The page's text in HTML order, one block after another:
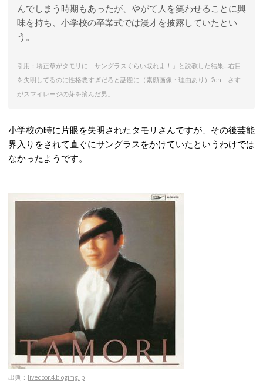
んでしまう時期もあったが、やがて人を笑わせることに興
味を持ち、小学校の卒業式では漫才を披露していたとい
う。
引用：堺正章がタモリに「サングラスぐらい取れよ！」と説教した結果…右目
を失明してるのに性格悪すぎだろと話題に（素顔画像・理由あり）2ch「さす
がスマイレージの芽を摘んだ男」
小学校の時に片眼を失明されたタモリさんですが、その後芸能
界入りをされて直ぐにサングラスをかけていたというわけでは
なかったようです。
出典： livedoor.4.blogimg.jp